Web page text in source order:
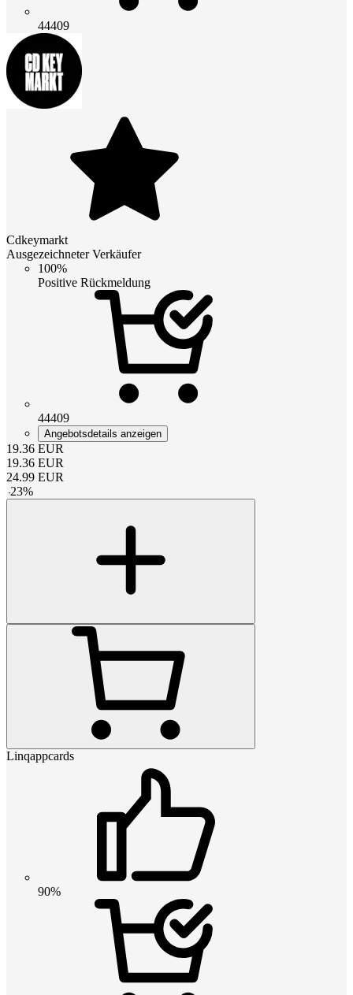
44409
Cdkeymarkt
Ausgezeichneter Verkäufer
100%
Positive Rückmeldung
44409
Angebotsdetails anzeigen
19.36 EUR
19.36 EUR
24.99 EUR
-23%
Linqappcards
90%